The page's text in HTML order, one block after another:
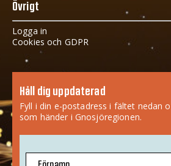
Övrigt
Logga in
Cookies och GDPR
Håll dig uppdaterad
Fyll i din e-postadress i fältet nedan
som händer i Gnosjöregionen.